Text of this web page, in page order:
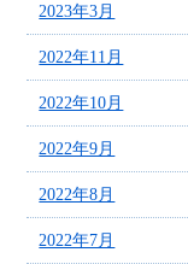
2023年3月
2022年11月
2022年10月
2022年9月
2022年8月
2022年7月